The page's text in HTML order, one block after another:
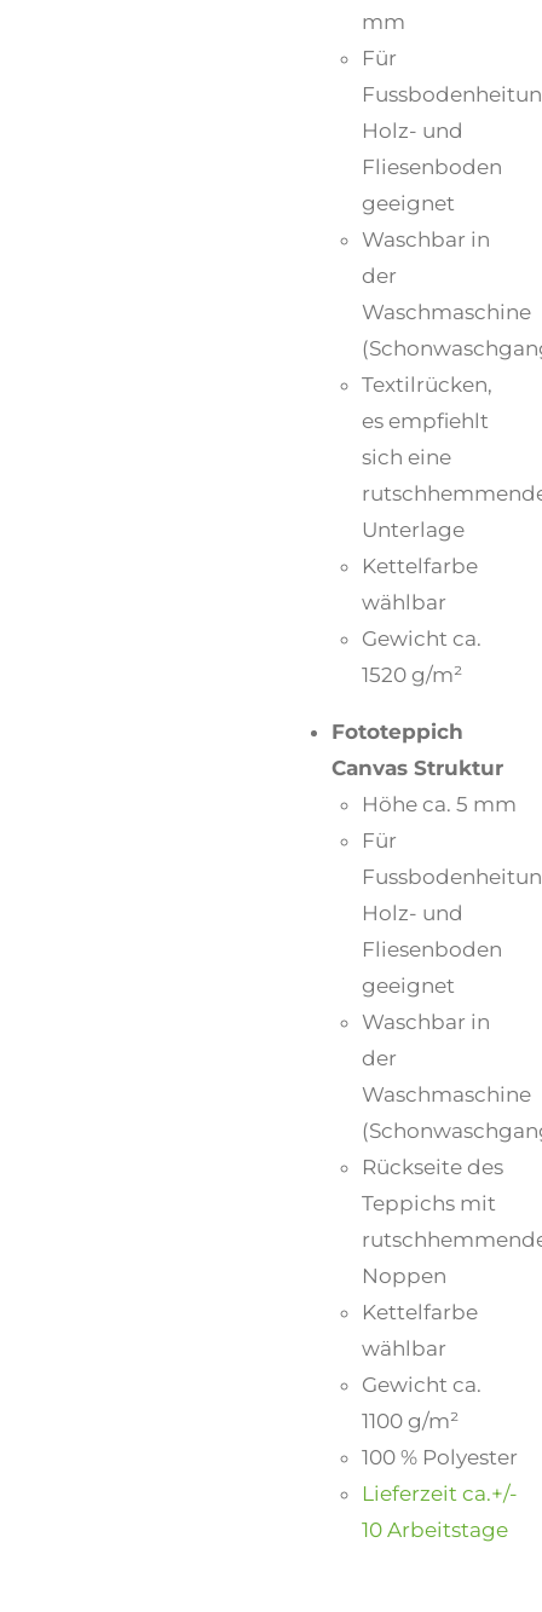
mm
Für
Holz- und
Fliesenboden
geeignet
Waschbar in
der
Waschmaschine
Textilrücken,
es empfiehlt
sich eine
Unterlage
Kettelfarbe
wählbar
Gewicht ca.
1520 g/m²
Fototeppich
Canvas Struktur
Höhe ca. 5 mm
Für
Holz- und
Fliesenboden
geeignet
Waschbar in
der
Waschmaschine
Rückseite des
Teppichs mit
Noppen
Kettelfarbe
wählbar
Gewicht ca.
1100 g/m²
100 % Polyester
Lieferzeit ca.+/-
10 Arbeitstage